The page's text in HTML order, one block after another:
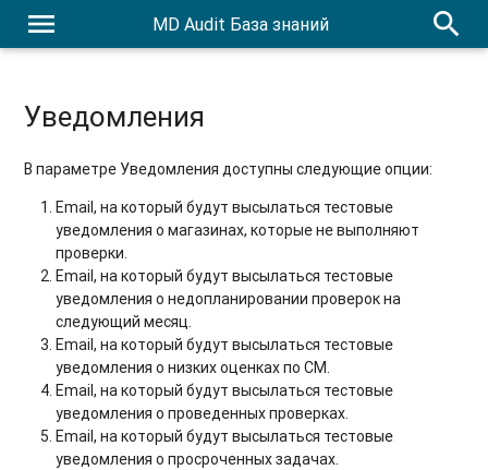
menu MD Audit База знаний search
Уведомления
В параметре Уведомления доступны следующие опции:
Email, на который будут высылаться тестовые
уведомления о магазинах, которые не выполняют
проверки.
Email, на который будут высылаться тестовые
уведомления о недопланировании проверок на
следующий месяц.
Email, на который будут высылаться тестовые
уведомления о низких оценках по СМ.
Email, на который будут высылаться тестовые
уведомления о проведенных проверках.
Email, на который будут высылаться тестовые
уведомления о просроченных задачах.